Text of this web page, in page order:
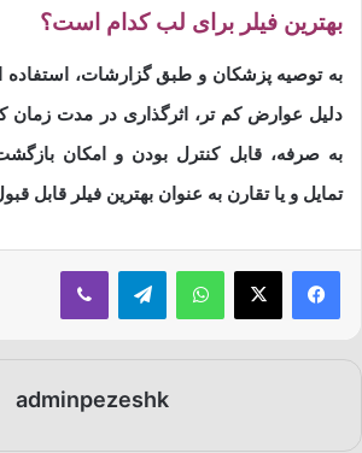
بهترین فیلر برای لب کدام است؟
به توصیه پزشکان و طبق گزارشات، استفاده
دلیل عوارض کم تر، اثرگذاری در مدت زمان
به صرفه، قابل کنترل بودن و امکان
تمایل و یا تقارن به عنوان بهترین فیلر قابل
فیسبوکایکس واتس آپ تلگرام وایبر
adminpezeshk